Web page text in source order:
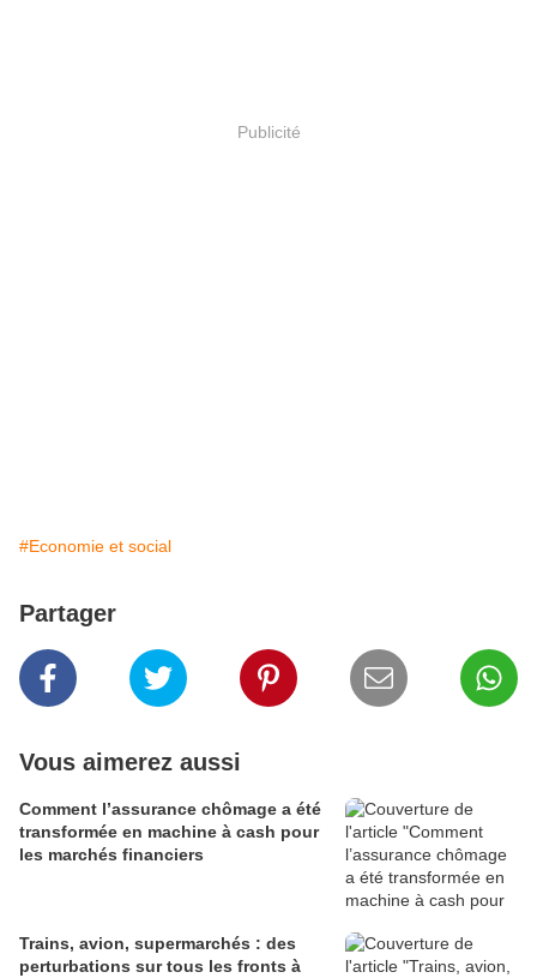
Publicité
#Economie et social
Partager
Vous aimerez aussi
Comment l’assurance chômage a été
transformée en machine à cash pour
les marchés financiers
Trains, avion, supermarchés : des
perturbations sur tous les fronts à